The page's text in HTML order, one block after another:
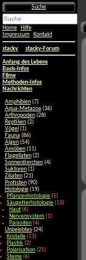
Suche
Home
Hilfe
Impressum
Kontakt
stacky stacky-Forum
Anfang des Lebens
Basis-Infos
Filme
Methoden-Infos
Nachrichten
Amphibien(7)
Aqua-Metazoa(36)
Arthropoden(28)
Reptilien(2)
Vögel (1)
Fauna(86)
Algen(54)
Amöben(11)
Flagellaten(2)
Sonnentierchen(4)
Suktoren(1)
Ziliaten(21)
Protisten(90)
Histologie(19)
Pflanzenhistologie (5)
Säugetierhistologie (13)
Haut (6)
Nervensystem (1)
Parasiten (4)
Unbelebtes(24)
Kristalle (13)
Plastik (2)
Polarisation (21)
Steine (6)